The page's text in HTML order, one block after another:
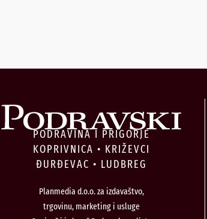
PODRAVINA I PRIGORJE
KOPRIVNICA • KRIŽEVCI
ĐURĐEVAC • LUDBREG
Planmedia d.o.o. za izdavaštvo,
trgovinu, marketing i usluge